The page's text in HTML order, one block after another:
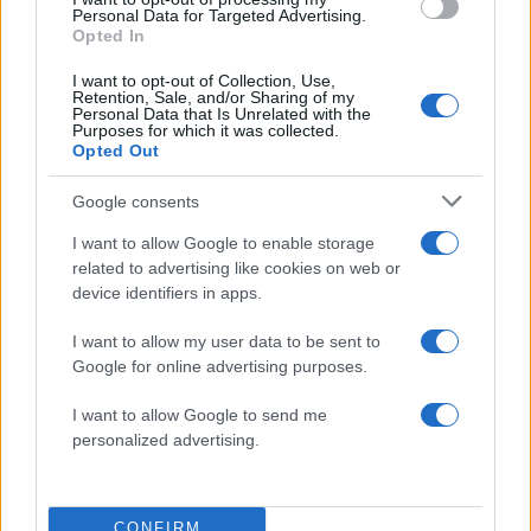
Personal Data for Targeted Advertising.
Opted In
I want to opt-out of Collection, Use,
Retention, Sale, and/or Sharing of my
Personal Data that Is Unrelated with the
Purposes for which it was collected.
Opted Out
Google consents
I want to allow Google to enable storage
related to advertising like cookies on web or
device identifiers in apps.
I want to allow my user data to be sent to
Google for online advertising purposes.
I want to allow Google to send me
personalized advertising.
CONFIRM